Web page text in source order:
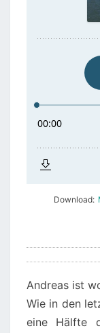
Download:
Andreas ist
Wie in den
eine Hälfte